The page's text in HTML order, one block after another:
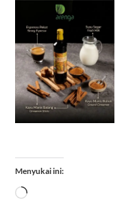
Menyukai ini:
Memuat...